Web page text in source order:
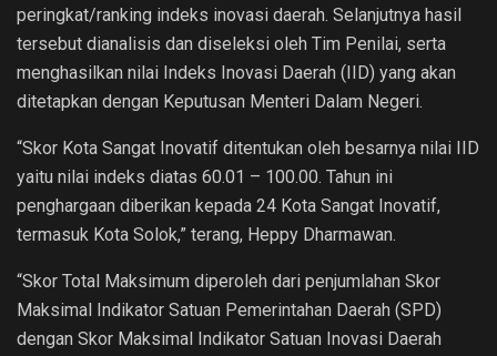
peringkat/ranking indeks inovasi daerah. Selanjutnya hasil
tersebut dianalisis dan diseleksi oleh Tim Penilai, serta
menghasilkan nilai Indeks Inovasi Daerah (IID) yang akan
ditetapkan dengan Keputusan Menteri Dalam Negeri.
“Skor Kota Sangat Inovatif ditentukan oleh besarnya nilai IID
yaitu nilai indeks diatas 60.01 – 100.00. Tahun ini
penghargaan diberikan kepada 24 Kota Sangat Inovatif,
termasuk Kota Solok,” terang, Heppy Dharmawan.
“Skor Total Maksimum diperoleh dari penjumlahan Skor
Maksimal Indikator Satuan Pemerintahan Daerah (SPD)
dengan Skor Maksimal Indikator Satuan Inovasi Daerah